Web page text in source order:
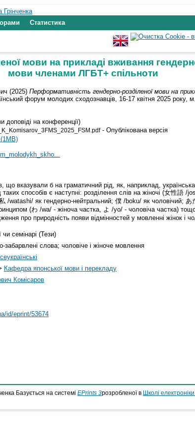
Статистика
мови на прикладі вживання
мови членами ЛГБТ+ спільноти
(2025) Перформативність гендерно-розділеної мови на
форум молодих сходознавців, 16-17 квітня 2025 року,
доповіді на конференції)
- Опублікована версія
що вказували б на граматичний рід, як, наприклад,
способів є наступні: розділення слів на жіночі (女性語 /
/watashi/ як гендерно-нейтральний; 僕 /boku/ як чоловічий;
(わ /wa/ - жіноча частка, よ /yo/ - чоловіча частка)
про природність появи відмінностей у мовленні жінок і
семінарі (Тези)
забарвлені слова; чоловіче і жіноче мовлення
Кафедра японської мови і перекладу
Комісаров
id/eprint/53674
Базується на системі EPrints 3розробленої в Школі